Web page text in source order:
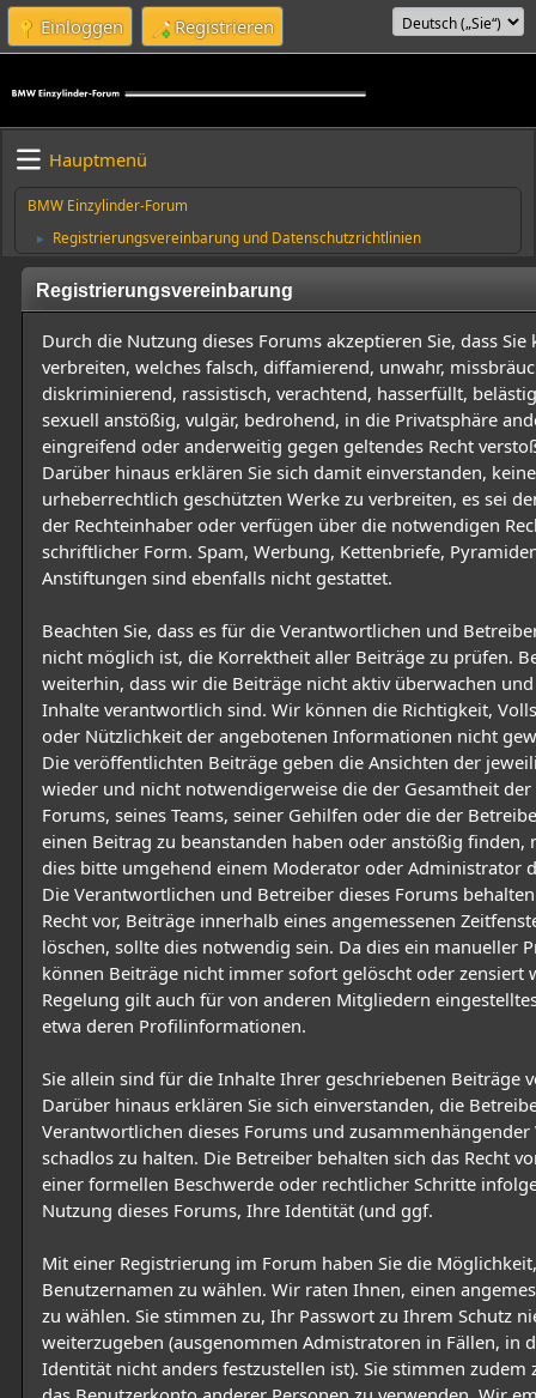
Einloggen Registrieren
Hauptmenü
BMW Einzylinder-Forum
► Registrierungsvereinbarung und Datenschutzrichtlinien
Registrierungsvereinbarung
Durch die Nutzung dieses Forums akzeptieren Sie, dass Sie
verbreiten, welches falsch, diffamierend, unwahr,
diskriminierend, rassistisch, verachtend, hasserfüllt,
sexuell anstößig, vulgär, bedrohend, in die Privatsphäre
eingreifend oder anderweitig gegen geltendes Recht
Darüber hinaus erklären Sie sich damit einverstanden, keine
urheberrechtlich geschützten Werke zu verbreiten, es sei
der Rechteinhaber oder verfügen über die notwendigen
schriftlicher Form. Spam, Werbung, Kettenbriefe,
Anstiftungen sind ebenfalls nicht gestattet.
Beachten Sie, dass es für die Verantwortlichen und
nicht möglich ist, die Korrektheit aller Beiträge zu prüfen.
weiterhin, dass wir die Beiträge nicht aktiv überwachen
Inhalte verantwortlich sind. Wir können die Richtigkeit,
oder Nützlichkeit der angebotenen Informationen nicht
Die veröffentlichten Beiträge geben die Ansichten der
wieder und nicht notwendigerweise die der Gesamtheit der
Forums, seines Teams, seiner Gehilfen oder die der
einen Beitrag zu beanstanden haben oder anstößig finden,
dies bitte umgehend einem Moderator oder Administrator
Die Verantwortlichen und Betreiber dieses Forums
Recht vor, Beiträge innerhalb eines angemessenen
löschen, sollte dies notwendig sein. Da dies ein manueller
können Beiträge nicht immer sofort gelöscht oder zensiert
Regelung gilt auch für von anderen Mitgliedern
etwa deren Profilinformationen.
Sie allein sind für die Inhalte Ihrer geschriebenen Beiträge
Darüber hinaus erklären Sie sich einverstanden, die
Verantwortlichen dieses Forums und zusammenhängender
schadlos zu halten. Die Betreiber behalten sich das Recht
einer formellen Beschwerde oder rechtlicher Schritte
Nutzung dieses Forums, Ihre Identität (und ggf.
Mit einer Registrierung im Forum haben Sie die
Benutzernamen zu wählen. Wir raten Ihnen, einen
zu wählen. Sie stimmen zu, Ihr Passwort zu Ihrem Schutz
weiterzugeben (ausgenommen Admistratoren in Fällen, in
Identität nicht anders festzustellen ist). Sie stimmen zudem